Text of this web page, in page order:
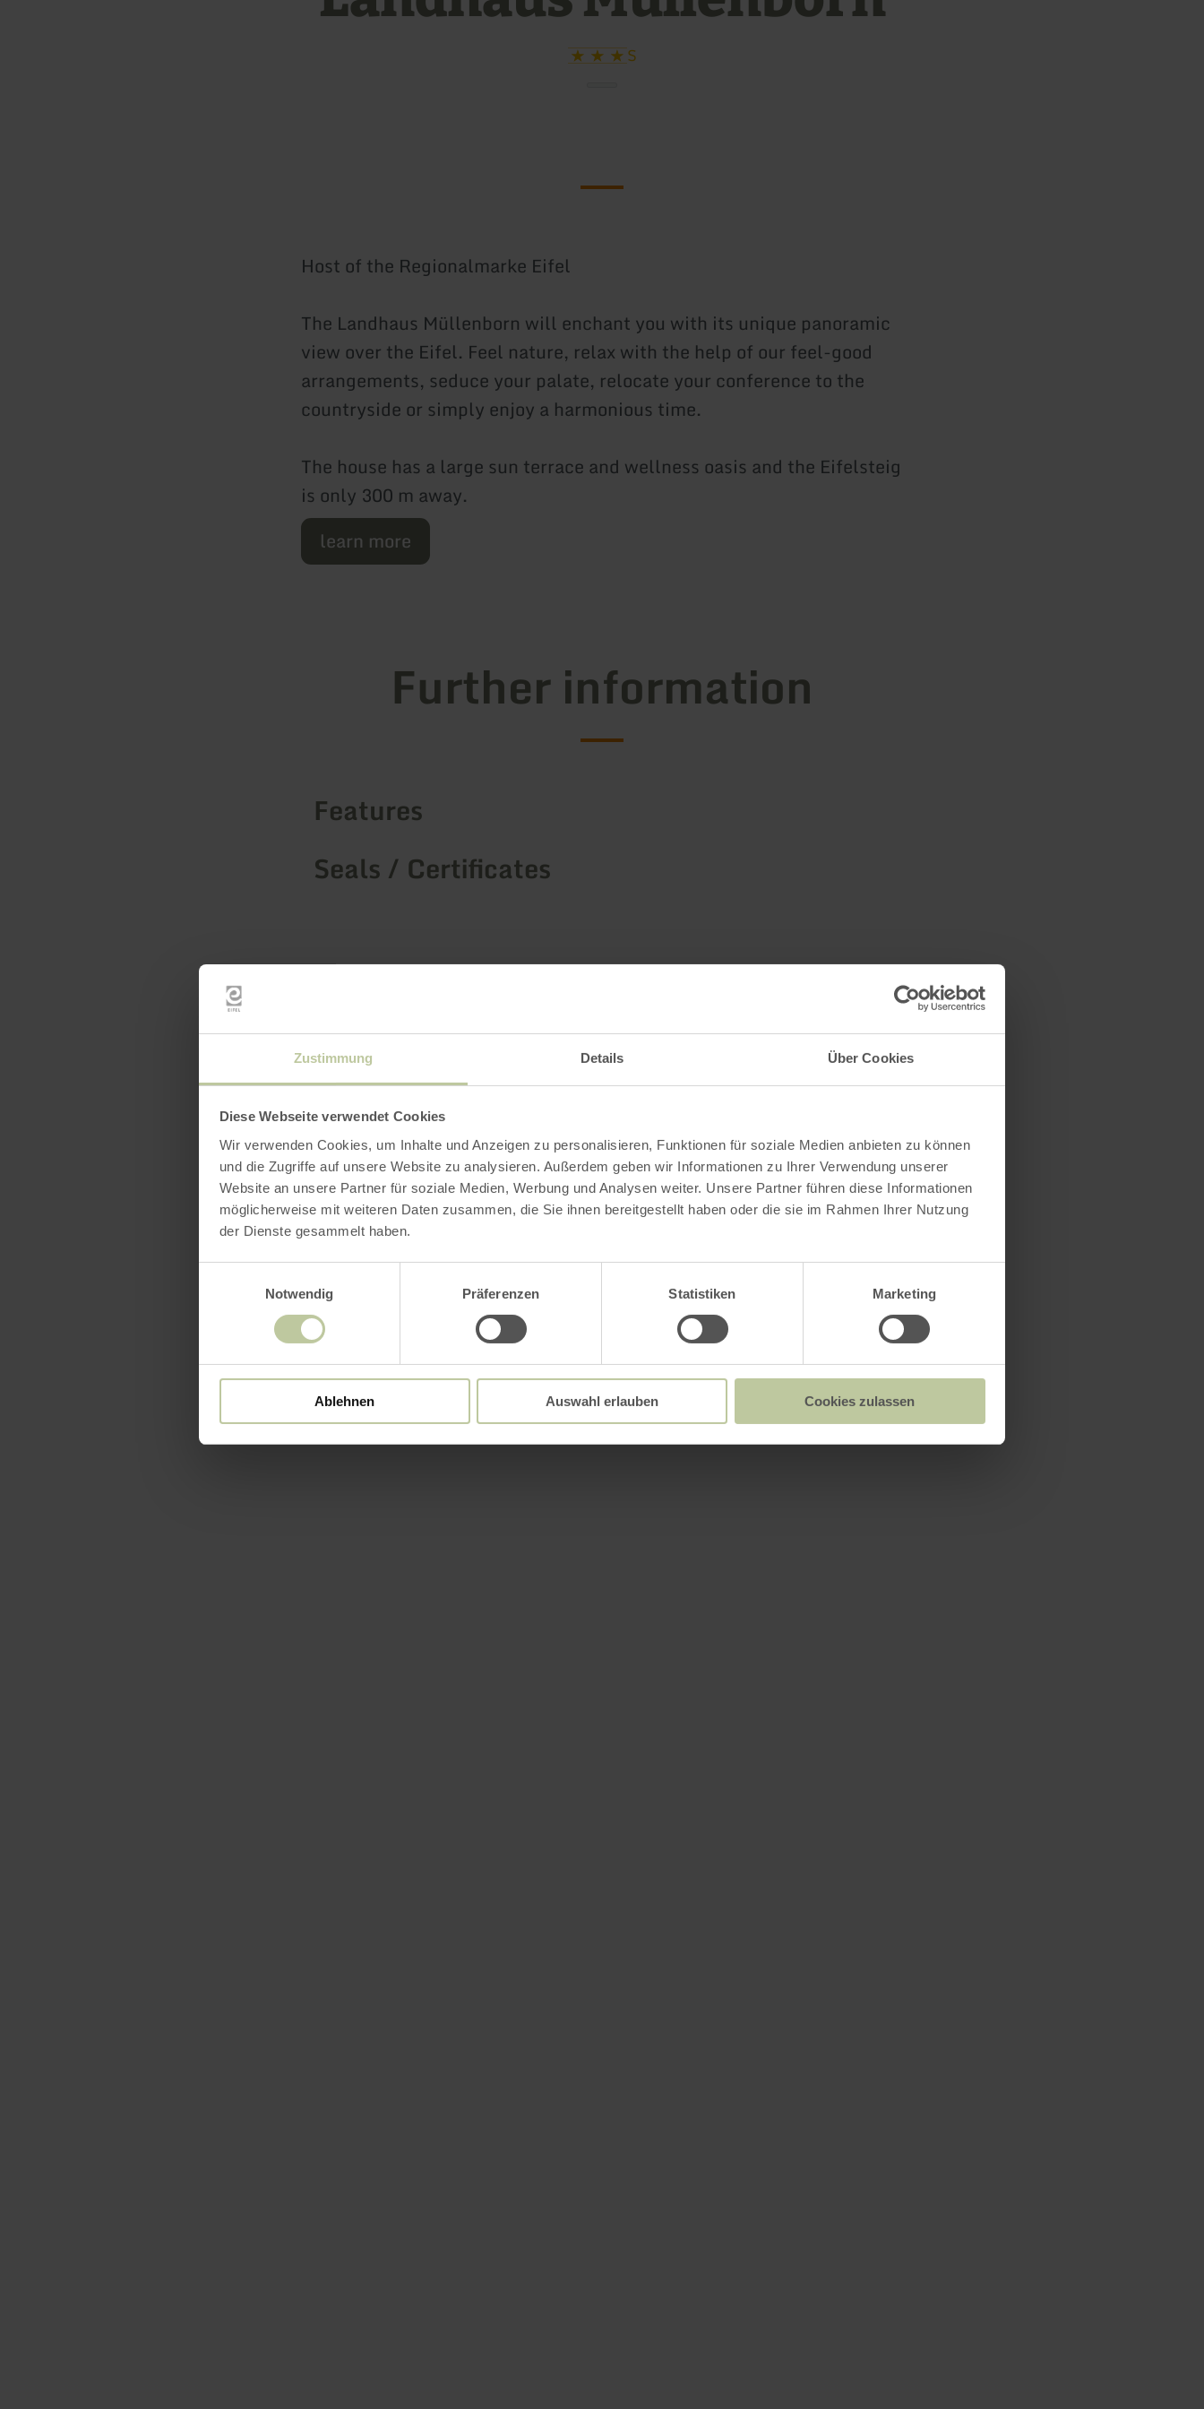
Zustimmung Details Über Cookies
Diese Webseite verwendet Cookies
Wir verwenden Cookies, um Inhalte und Anzeigen zu personalisieren, Funktionen für soziale Medien anbieten zu können
und die Zugriffe auf unsere Website zu analysieren. Außerdem geben wir Informationen zu Ihrer Verwendung unserer
Website an unsere Partner für soziale Medien, Werbung und Analysen weiter. Unsere Partner führen diese Informationen
möglicherweise mit weiteren Daten zusammen, die Sie ihnen bereitgestellt haben oder die sie im Rahmen Ihrer Nutzung
der Dienste gesammelt haben.
Notwendig
Präferenzen Statistiken Marketing
Ablehnen Auswahl erlauben Cookies zulassen
S
Host of the Regionalmarke Eifel
The Landhaus Müllenborn will enchant you with its unique panoramic
view over the Eifel. Feel nature, relax with the help of our feel-good
arrangements, seduce your palate, relocate your conference to the
countryside or simply enjoy a harmonious time.
The house has a large sun terrace and wellness oasis and the Eifelsteig
is only 300 m away.
learn more
Further information
Features
Seals / Certificates